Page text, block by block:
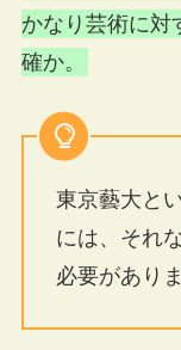
かなり芸術に対
確か。
東京藝大と
には、それ
必要があり